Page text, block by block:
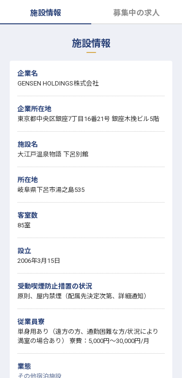
採用をお考えの企業様へ
施設情報 募集中の求人
施設情報
企業名
GENSEN HOLDINGS株式会社
企業所在地
東京都中央区銀座7丁目16番21号 銀座木挽ビル5階
施設名
大江戸温泉物語 下呂別館
所在地
岐阜県下呂市湯之島535
客室数
85室
設立
2006年3月15日
受動喫煙防止措置の状況
原則、屋内禁煙（配属先決定次第、詳細通知）
従業員寮
単身用あり（遠方の方、通勤困難な方/状況により
満室の場合あり） 寮費：5,000円～30,000円/月
業態
その他宿泊施設